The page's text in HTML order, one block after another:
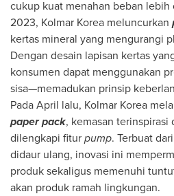
cukup kuat menahan beban lebih
2023, Kolmar Korea meluncurkan
kertas mineral yang mengurangi
Dengan desain lapisan kertas
konsumen dapat menggunakan
sisa—memadukan prinsip
Pada April lalu, Kolmar Korea
paper pack, kemasan terinspirasi
dilengkapi fiturpump. Terbuat
didaur ulang, inovasi ini
produk sekaligus memenuhi
akan produk ramah lingkungan.